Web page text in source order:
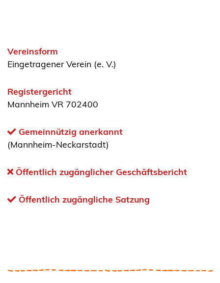
Vereinsform
Eingetragener Verein (e. V.)
Registergericht
Mannheim VR 702400
Gemeinnützig anerkannt
(Mannheim-Neckarstadt)
Öffentlich zugänglicher Geschäftsbericht
Öffentlich zugängliche Satzung